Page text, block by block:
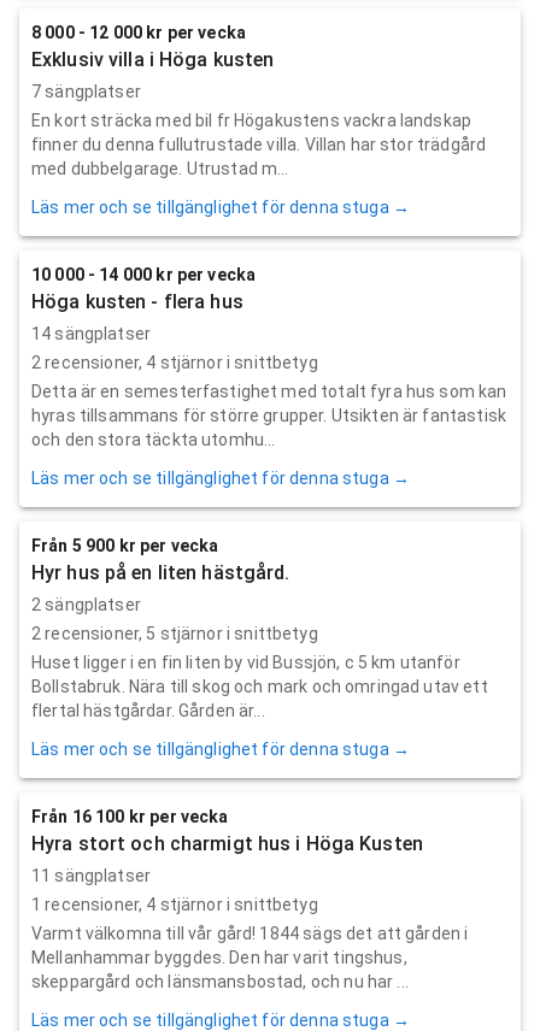
8 000 - 12 000 kr per vecka
Exklusiv villa i Höga kusten
7 sängplatser
En kort sträcka med bil fr Högakustens vackra landskap
finner du denna fullutrustade villa. Villan har stor trädgård
med dubbelgarage. Utrustad m...
Läs mer och se tillgänglighet för denna stuga →
10 000 - 14 000 kr per vecka
Höga kusten - flera hus
14 sängplatser
2 recensioner, 4 stjärnor i snittbetyg
Detta är en semesterfastighet med totalt fyra hus som kan
hyras tillsammans för större grupper. Utsikten är fantastisk
och den stora täckta utomhu...
Läs mer och se tillgänglighet för denna stuga →
Från 5 900 kr per vecka
Hyr hus på en liten hästgård.
2 sängplatser
2 recensioner, 5 stjärnor i snittbetyg
Huset ligger i en fin liten by vid Bussjön, c 5 km utanför
Bollstabruk. Nära till skog och mark och omringad utav ett
flertal hästgårdar. Gården är...
Läs mer och se tillgänglighet för denna stuga →
Från 16 100 kr per vecka
Hyra stort och charmigt hus i Höga Kusten
11 sängplatser
1 recensioner, 4 stjärnor i snittbetyg
Varmt välkomna till vår gård! 1844 sägs det att gården i
Mellanhammar byggdes. Den har varit tingshus,
skeppargård och länsmansbostad, och nu har ...
Läs mer och se tillgänglighet för denna stuga →